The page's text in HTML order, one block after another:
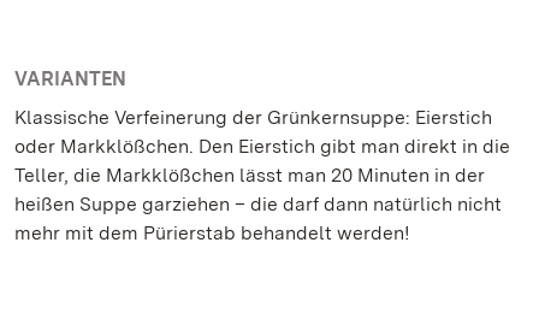
VARIANTEN
Klassische Verfeinerung der Grünkernsuppe: Eierstich
oder Markklößchen. Den Eierstich gibt man direkt in die
Teller, die Markklößchen lässt man 20 Minuten in der
heißen Suppe garziehen – die darf dann natürlich nicht
mehr mit dem Pürierstab behandelt werden!